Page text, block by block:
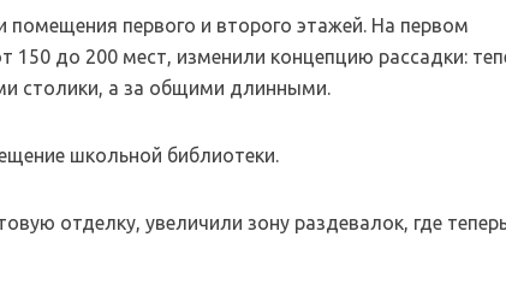
помещения первого и второго этажей. На первом
до 200 мест, изменили концепцию рассадки:
столики, а за общими длинными.
школьной библиотеки.
отделку, увеличили зону раздевалок, где